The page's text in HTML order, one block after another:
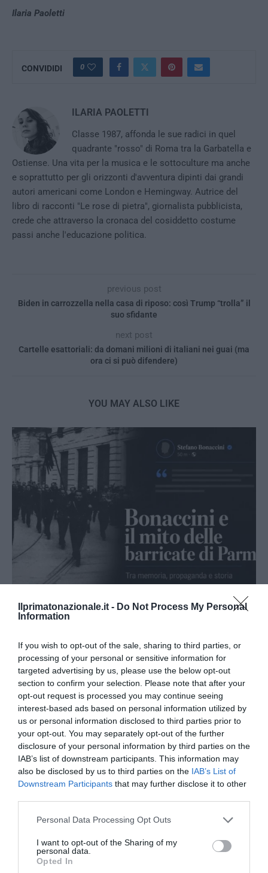
Ilprimatonazionale.it - Do Not Process My Personal
Information
If you wish to opt-out of the sale, sharing to third parties, or
processing of your personal or sensitive information for
targeted advertising by us, please use the below opt-out
section to confirm your selection. Please note that after your
opt-out request is processed you may continue seeing
interest-based ads based on personal information utilized by
us or personal information disclosed to third parties prior to
your opt-out. You may separately opt-out of the further
disclosure of your personal information by third parties on the
IAB’s list of downstream participants. This information may
also be disclosed by us to third parties on the IAB’s List of
Downstream Participants that may further disclose it to other
Please note that this website/app uses one or more Google
not limited to your visit or usage behaviour. You may click to
grant or deny consent to Google and its third-party tags to
use your data for below specified purposes in below Google
Personal Data Processing Opt Outs
I want to opt-out of the Sharing of my
personal data.
Opted In
Ilaria Paoletti
CONVIDIDI 0
ILARIA PAOLETTI
Classe 1987, affonda le sue radici in quel
quadrante "rosso" di Roma tra la Garbatella e
Ostiense. Una vita per la musica e le sottoculture ma anche
e soprattutto per gli orizzonti d'avventura dipinti dai grandi
autori americani come London e Hemingway. Autrice del
libro di racconti "Le rose di pietra", giornalista pubblicista,
crede che attraverso la cronaca del cosiddetto costume
passi anche l'educazione politica.
previous post
Biden in carrozzella nella casa di riposo: così Trump “trolla” il
suo sfidante
next post
Cartelle esattoriali: da domani milioni di italiani nei guai (ma
ora ci si può difendere)
YOU MAY ALSO LIKE
Bonaccini e il mito delle barricate di Parma: quando
l’antifascismo copia il fascismo
veto del disordine